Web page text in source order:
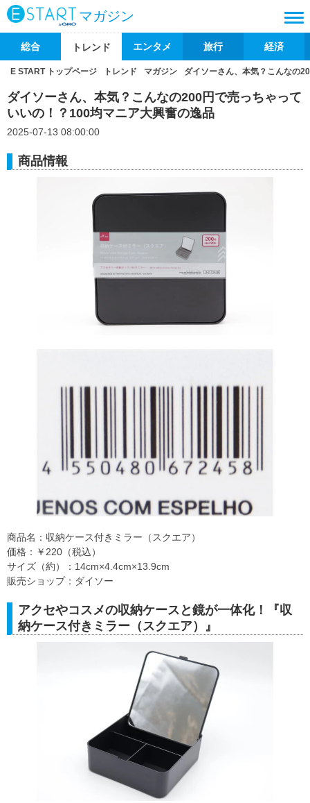
マガジン
総合 トレンド エンタメ 旅行 経済
E START トップページ トレンド マガジン ダイソーさん、本気？こんなの
ダイソーさん、本気？こんなの200円で売っちゃって
いいの！？100均マニア大興奮の逸品
2025-07-13 08:00:00
商品情報
商品名：収納ケース付きミラー（スクエア）
価格：￥220（税込）
サイズ（約）：14cm×4.4cm×13.9cm
販売ショップ：ダイソー
アクセやコスメの収納ケースと鏡が一体化！『収
納ケース付きミラー（スクエア）』